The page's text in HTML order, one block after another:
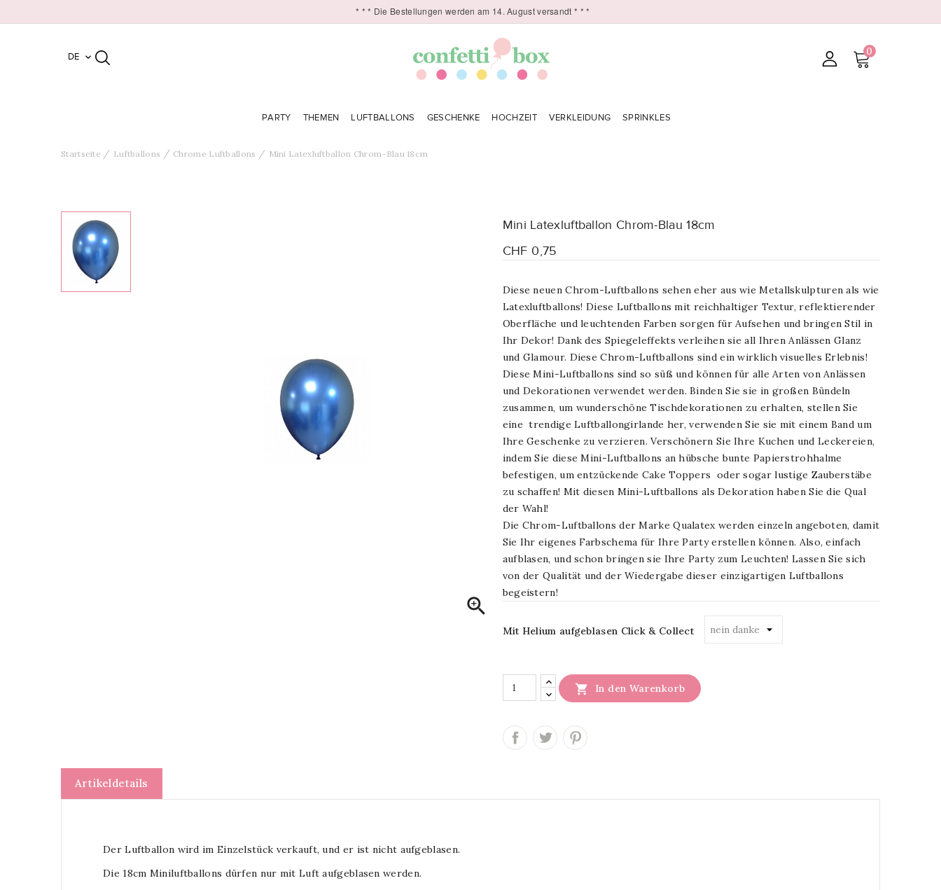
* * * Die Bestellungen werden am 14. August versandt * * *
DE  0
PARTY THEMEN LUFTBALLONS GESCHENKE HOCHZEIT VERKLEIDUNG SPRINKLES
Startseite Luftballons Chrome Luftballons Mini Latexluftballon Chrom-Blau 18cm

Mini Latexluftballon Chrom-Blau 18cm
CHF 0,75
Diese neuen Chrom-Luftballons sehen eher aus wie Metallskulpturen als wie
Latexluftballons! Diese Luftballons mit reichhaltiger Textur, reflektierender
Oberfläche und leuchtenden Farben sorgen für Aufsehen und bringen Stil in
Ihr Dekor! Dank des Spiegeleffekts verleihen sie all Ihren Anlässen Glanz
und Glamour. Diese Chrom-Luftballons sind ein wirklich visuelles Erlebnis!
Diese Mini-Luftballons sind so süß und können für alle Arten von Anlässen
und Dekorationen verwendet werden. Binden Sie sie in großen Bündeln
zusammen, um wunderschöne Tischdekorationen zu erhalten, stellen Sie
eine trendige Luftballongirlande her, verwenden Sie sie mit einem Band um
Ihre Geschenke zu verzieren. Verschönern Sie Ihre Kuchen und Leckereien,
indem Sie diese Mini-Luftballons an hübsche bunte Papierstrohhalme
befestigen, um entzückende Cake Toppers oder sogar lustige Zauberstäbe
zu schaffen! Mit diesen Mini-Luftballons als Dekoration haben Sie die Qual
der Wahl!
Die Chrom-Luftballons der Marke Qualatex werden einzeln angeboten, damit
Sie Ihr eigenes Farbschema für Ihre Party erstellen können. Also, einfach
aufblasen, und schon bringen sie Ihre Party zum Leuchten! Lassen Sie sich
von der Qualität und der Wiedergabe dieser einzigartigen Luftballons
begeistern!
Mit Helium aufgeblasen Click & Collect
 In den Warenkorb
Artikeldetails
Der Luftballon wird im Einzelstück verkauft, und er ist nicht aufgeblasen.
Die 18cm Miniluftballons dürfen nur mit Luft aufgeblasen werden.